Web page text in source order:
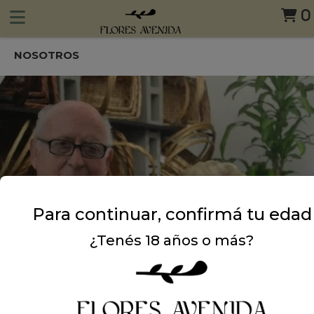
0
NOSOTROS
Para continuar, confirmá tu edad
¿Tenés 18 años o más?